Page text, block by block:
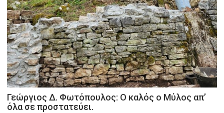
Γεώργιος Δ. Φωτόπουλος: Ο καλός ο Μύλος απ’
όλα σε προστατεύει.